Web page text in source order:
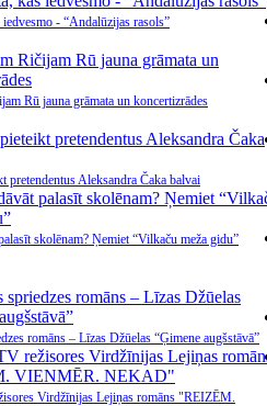
iedvesmo - “Andalūzijas rasols”
Rū jauna grāmata un koncertizrādes
pretendentus Aleksandra Čaka balvai
skolēnam? Ņemiet “Vilkaču meža gidu”
romāns – Līzas Džūelas “Ģimene augšstāvā”
Virdžīnijas Lejiņas romāns "REIZĒM.